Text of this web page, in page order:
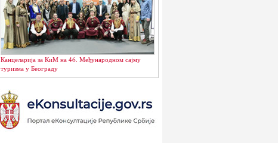
Канцеларија за КиМ на 46. Међународном сајму
туризма у Београду